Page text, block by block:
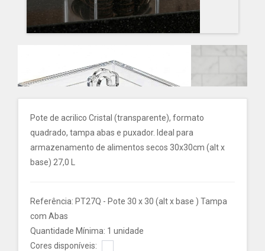
Pote de acrilico Cristal (transparente), formato
quadrado, tampa abas e puxador. Ideal para
armazenamento de alimentos secos 30x30cm (alt x
base) 27,0 L
Referência: PT27Q - Pote 30 x 30 (alt x base ) Tampa
com Abas
Quantidade Mínima: 1 unidade
Cores disponíveis: